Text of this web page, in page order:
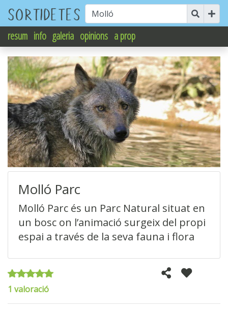
resum info galeria opinions a prop
Molló Parc
Molló Parc és un Parc Natural situat en
un bosc on l’animació surgeix del propi
espai a través de la seva fauna i flora
1 valoració